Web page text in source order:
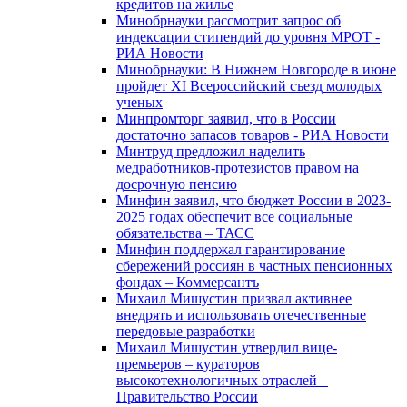
кредитов на жилье
Минобрнауки рассмотрит запрос об
индексации стипендий до уровня МРОТ -
РИА Новости
Минобрнауки: В Нижнем Новгороде в июне
пройдет XI Всероссийский съезд молодых
ученых
Минпромторг заявил, что в России
достаточно запасов товаров - РИА Новости
Минтруд предложил наделить
медработников-протезистов правом на
досрочную пенсию
Минфин заявил, что бюджет России в 2023-
2025 годах обеспечит все социальные
обязательства – ТАСС
Минфин поддержал гарантирование
сбережений россиян в частных пенсионных
фондах – Коммерсантъ
Михаил Мишустин призвал активнее
внедрять и использовать отечественные
передовые разработки
Михаил Мишустин утвердил вице-
премьеров – кураторов
высокотехнологичных отраслей –
Правительство России